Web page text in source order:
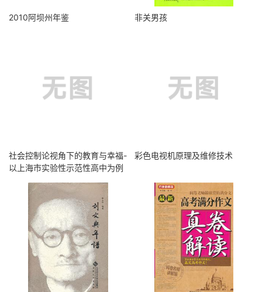
2010阿坝州年鉴 非关男孩
社会控制论视角下的教育与幸福-
以上海市实验性示范性高中为例
彩色电视机原理及维修技术